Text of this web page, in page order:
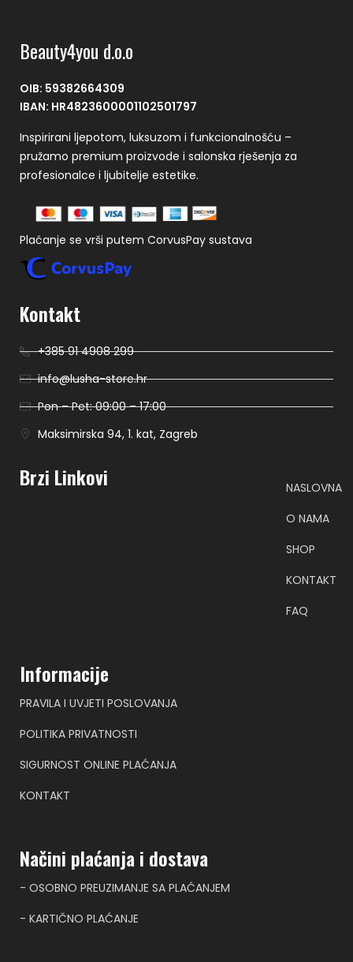
Beauty4you d.o.o
OIB: 59382664309
IBAN: HR4823600001102501797
Inspirirani ljepotom, luksuzom i funkcionalnošću –
pružamo premium proizvode i salonska rješenja za
profesionalce i ljubitelje estetike.
Plaćanje se vrši putem CorvusPay sustava
Kontakt
+385 91 4908 299
info@lusha-store.hr
Pon – Pet: 09:00 – 17:00
Maksimirska 94, 1. kat, Zagreb
Brzi Linkovi
NASLOVNA
O NAMA
SHOP
KONTAKT
FAQ
Informacije
PRAVILA I UVJETI POSLOVANJA
POLITIKA PRIVATNOSTI
SIGURNOST ONLINE PLAĆANJA
KONTAKT
Načini plaćanja i dostava
- OSOBNO PREUZIMANJE SA PLAĆANJEM
- KARTIČNO PLAĆANJE